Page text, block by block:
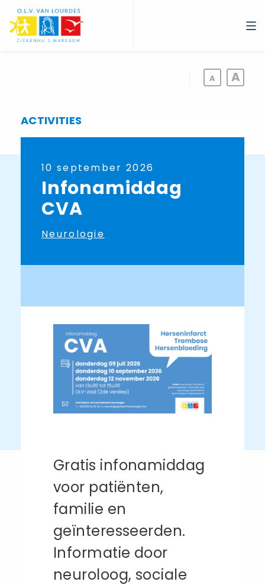
Overslaan
en
naar
ACTIVITIES
10 september 2026
Infonamiddag
CVA
Neurologie
Gratis infonamiddag
voor patiënten,
familie en
geïnteresseerden.
Informatie door
neuroloog, sociale